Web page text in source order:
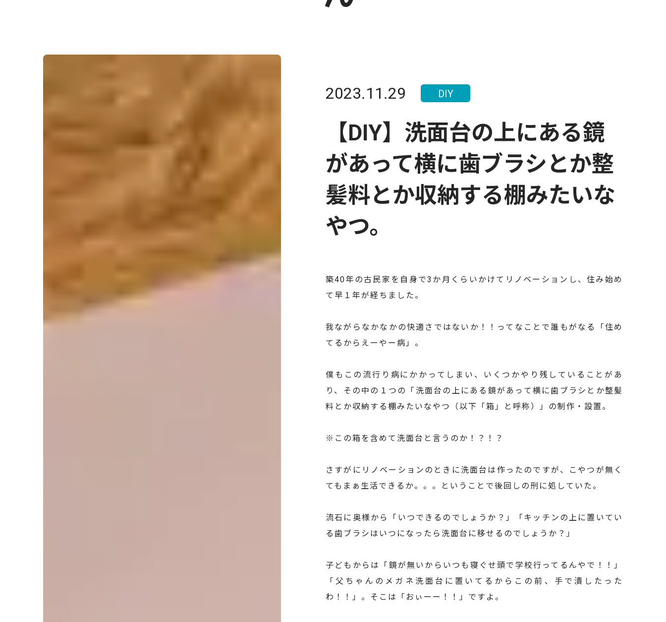
2023.11.29 DIY
【DIY】洗面台の上にある鏡
があって横に歯ブラシとか整
髪料とか収納する棚みたいな
やつ。
築40年の古民家を自身で3か月くらいかけてリノベーションし、住み始め
て早１年が経ちました。
我ながらなかなかの快適さではないか！！ってなことで誰もがなる「住め
てるからえーやー病」。
僕もこの流行り病にかかってしまい、いくつかやり残していることがあ
り、その中の１つの「洗面台の上にある鏡があって横に歯ブラシとか整髪
料とか収納する棚みたいなやつ（以下「箱」と呼称）」の制作・設置。
※この箱を含めて洗面台と言うのか！？！？
さすがにリノベーションのときに洗面台は作ったのですが、こやつが無く
てもまぁ生活できるか。。。ということで後回しの刑に処していた。
流石に奥様から「いつできるのでしょうか？」「キッチンの上に置いてい
る歯ブラシはいつになったら洗面台に移せるのでしょうか？」
子どもからは「鏡が無いからいつも寝ぐせ頭で学校行ってるんやで！！」
「父ちゃんのメガネ洗面台に置いてるからこの前、手で潰したった
わ！！」。そこは「おぃーー！！」ですよ。